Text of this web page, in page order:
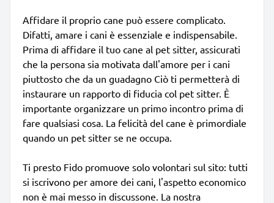
Affidare il proprio cane può essere complicato.
Difatti, amare i cani è essenziale e indispensabile.
Prima di affidare il tuo cane al pet sitter, assicurati
che la persona sia motivata dall'amore per i cani
piuttosto che da un guadagno Ciò ti permetterà di
instaurare un rapporto di fiducia col pet sitter. È
importante organizzare un primo incontro prima di
fare qualsiasi cosa. La felicità del cane è primordiale
quando un pet sitter se ne occupa.
Ti presto Fido promuove solo volontari sul sito: tutti
si iscrivono per amore dei cani, l'aspetto economico
non è mai messo in discussone. La nostra